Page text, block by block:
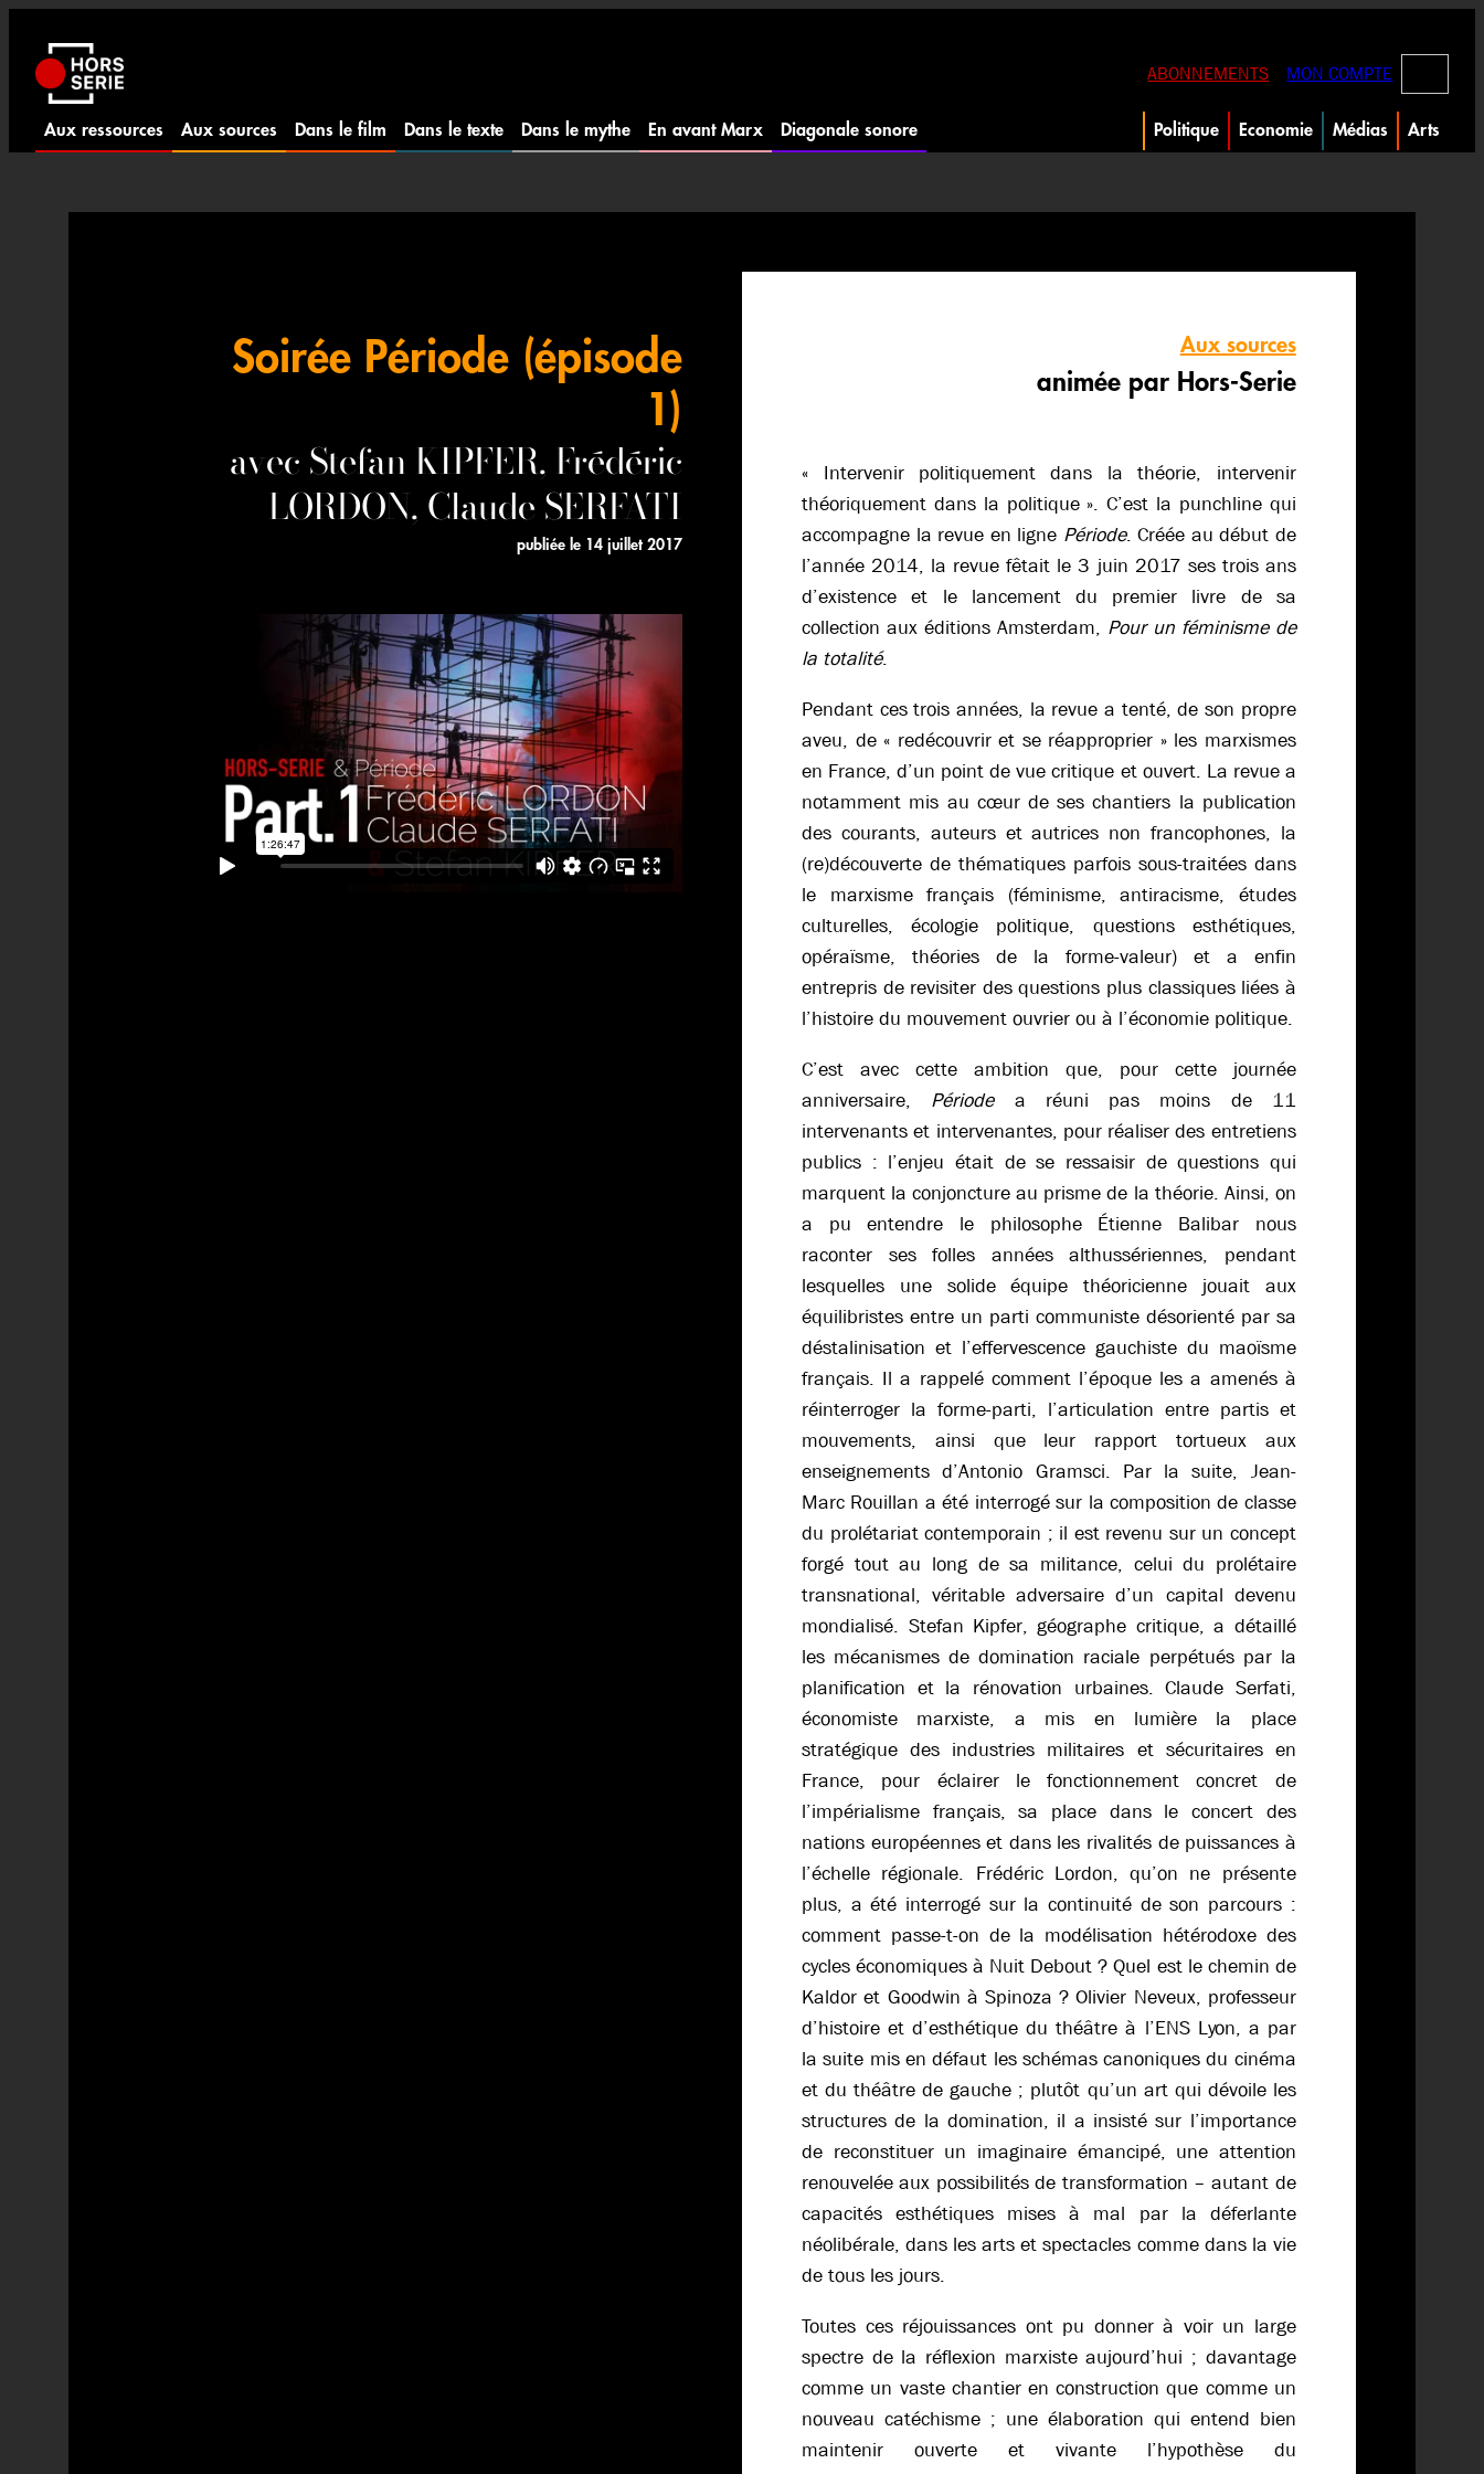
contenu
ABONNEMENTS MON COMPTE
Aux ressources Aux sources Dans le film Dans le texte Dans le mythe En avant Marx Diagonale sonore Politique Economie Médias Arts
Soirée Période (épisode
1)
avec Stefan KIPFER, Frédéric
LORDON, Claude SERFATI
publiée le 14 juillet 2017
Aux sources
animée par Hors-Serie
« Intervenir politiquement dans la théorie, intervenir
théoriquement dans la politique ». C’est la punchline qui
accompagne la revue en ligne Période. Créée au début de
l’année 2014, la revue fêtait le 3 juin 2017 ses trois ans
d’existence et le lancement du premier livre de sa
collection aux éditions Amsterdam, Pour un féminisme de
la totalité.
Pendant ces trois années, la revue a tenté, de son propre
aveu, de « redécouvrir et se réapproprier » les marxismes
en France, d’un point de vue critique et ouvert. La revue a
notamment mis au cœur de ses chantiers la publication
des courants, auteurs et autrices non francophones, la
(re)découverte de thématiques parfois sous-traitées dans
le marxisme français (féminisme, antiracisme, études
culturelles, écologie politique, questions esthétiques,
opéraïsme, théories de la forme-valeur) et a enfin
entrepris de revisiter des questions plus classiques liées à
l’histoire du mouvement ouvrier ou à l’économie politique.
C’est avec cette ambition que, pour cette journée
anniversaire, Périodea réuni pas moins de 11
intervenants et intervenantes, pour réaliser des entretiens
publics : l’enjeu était de se ressaisir de questions qui
marquent la conjoncture au prisme de la théorie. Ainsi, on
a pu entendre le philosophe Étienne Balibar nous
raconter ses folles années althussériennes, pendant
lesquelles une solide équipe théoricienne jouait aux
équilibristes entre un parti communiste désorienté par sa
déstalinisation et l’effervescence gauchiste du maoïsme
français. Il a rappelé comment l’époque les a amenés à
réinterroger la forme-parti, l’articulation entre partis et
mouvements, ainsi que leur rapport tortueux aux
enseignements d’Antonio Gramsci. Par la suite, Jean-
Marc Rouillan a été interrogé sur la composition de classe
du prolétariat contemporain ; il est revenu sur un concept
forgé tout au long de sa militance, celui du prolétaire
transnational, véritable adversaire d’un capital devenu
mondialisé. Stefan Kipfer, géographe critique, a détaillé
les mécanismes de domination raciale perpétués par la
planification et la rénovation urbaines. Claude Serfati,
économiste marxiste, a mis en lumière la place
stratégique des industries militaires et sécuritaires en
France, pour éclairer le fonctionnement concret de
l’impérialisme français, sa place dans le concert des
nations européennes et dans les rivalités de puissances à
l’échelle régionale. Frédéric Lordon, qu’on ne présente
plus, a été interrogé sur la continuité de son parcours :
comment passe-t-on de la modélisation hétérodoxe des
cycles économiques à Nuit Debout ? Quel est le chemin de
Kaldor et Goodwin à Spinoza ? Olivier Neveux, professeur
d’histoire et d’esthétique du théâtre à l’ENS Lyon, a par
la suite mis en défaut les schémas canoniques du cinéma
et du théâtre de gauche ; plutôt qu’un art qui dévoile les
structures de la domination, il a insisté sur l’importance
de reconstituer un imaginaire émancipé, une attention
renouvelée aux possibilités de transformation – autant de
capacités esthétiques mises à mal par la déferlante
néolibérale, dans les arts et spectacles comme dans la vie
de tous les jours.
Toutes ces réjouissances ont pu donner à voir un large
spectre de la réflexion marxiste aujourd’hui ; davantage
comme un vaste chantier en construction que comme un
nouveau catéchisme ; une élaboration qui entend bien
maintenir ouverte et vivante l’hypothèse du